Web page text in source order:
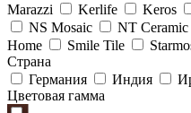
Marazzi
Kerlife Keros
NS Mosaic
NT Ceramic
Home
Smile Tile
Страна
Германия
Индия
Цветовая гамма